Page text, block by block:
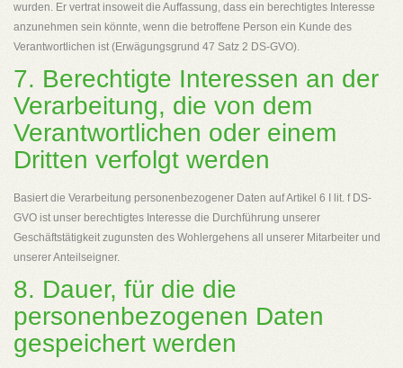
wurden. Er vertrat insoweit die Auffassung, dass ein berechtigtes Interesse
anzunehmen sein könnte, wenn die betroffene Person ein Kunde des
Verantwortlichen ist (Erwägungsgrund 47 Satz 2 DS-GVO).
7. Berechtigte Interessen an der
Verarbeitung, die von dem
Verantwortlichen oder einem
Dritten verfolgt werden
Basiert die Verarbeitung personenbezogener Daten auf Artikel 6 I lit. f DS-
GVO ist unser berechtigtes Interesse die Durchführung unserer
Geschäftstätigkeit zugunsten des Wohlergehens all unserer Mitarbeiter und
unserer Anteilseigner.
8. Dauer, für die die
personenbezogenen Daten
gespeichert werden